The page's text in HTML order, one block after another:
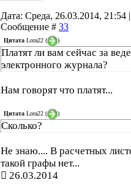
Дата: Среда, 26.03.2014, 21:54 |
Сообщение # 33
Цитата Lora22 ( )
Платят ли вам сейчас за
электронного журнала?
Нам говорят что платят...
Цитата Lora22 ( )
Сколько?
Не знаю.... В расчетных
такой графы нет...
26.03.2014